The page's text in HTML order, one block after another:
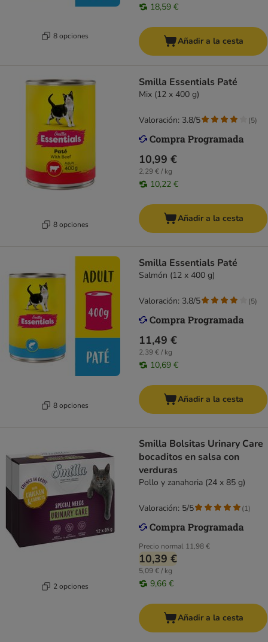
8 opciones
18,59 €
Añadir a la cesta
8 opciones
Smilla Essentials Paté
Mix (12 x 400 g)
10,99 €
2,29 € / kg
10,22 €
Valoración: 3.8/5 (5)
Añadir a la cesta
8 opciones
Smilla Essentials Paté
Salmón (12 x 400 g)
11,49 €
2,39 € / kg
10,69 €
Valoración: 3.8/5 (5)
Añadir a la cesta
2 opciones
Smilla Bolsitas Urinary Care
bocaditos en salsa con
verduras
Pollo y zanahoria (24 x 85 g)
Precio normal 11,98 €
10,39 €
5,09 € / kg
9,66 €
Valoración: 5/5 (1)
Añadir a la cesta